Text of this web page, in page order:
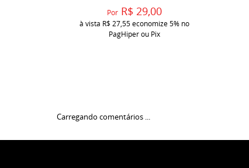
Por R$ 29,00
à vista R$ 27,55economize5% no
PagHiper ou Pix
Carregando comentários ...